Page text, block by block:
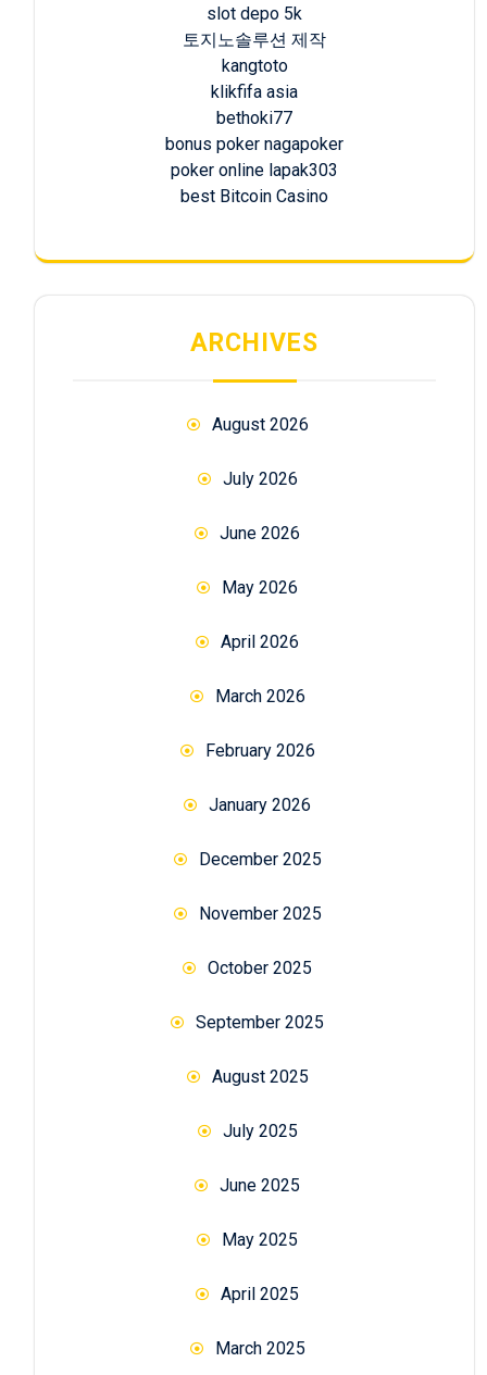
slot depo 5k
토지노솔루션 제작
kangtoto
klikfifa asia
bethoki77
bonus poker nagapoker
poker online lapak303
best Bitcoin Casino
ARCHIVES
August 2026
July 2026
June 2026
May 2026
April 2026
March 2026
February 2026
January 2026
December 2025
November 2025
October 2025
September 2025
August 2025
July 2025
June 2025
May 2025
April 2025
March 2025